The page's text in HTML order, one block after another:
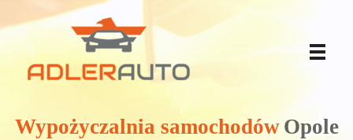
Wypożyczalnia samochodów Opole